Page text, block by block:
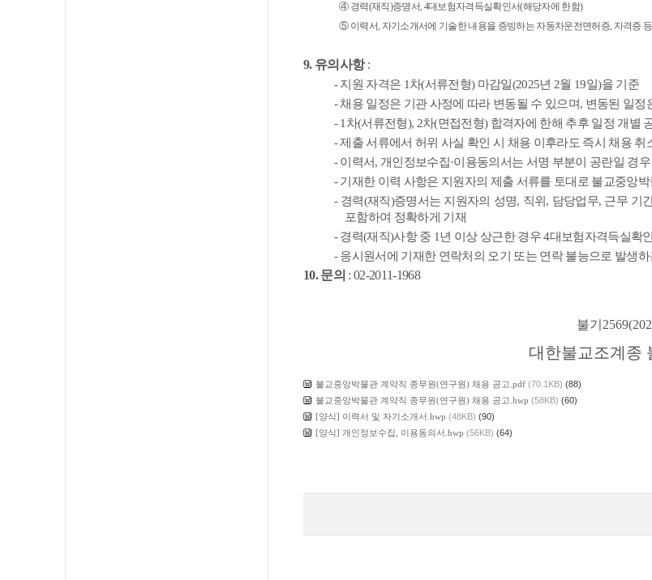
④ 경력(재직)증명서, 4대보험자격득실확인서(해당자에 한함)
⑤ 이력서, 자기소개서에 기술한 내용을 증빙하는 자동차운전면허증, 자격증
9. 유의사항 :
-지원 자격은 1차(서류전형) 마감일(2025년 2월 19일)을 기준
-채용 일정은 기관 사정에 따라 변동될 수 있으며, 변동된 일정
- 1 차(서류전형), 2차(면접전형) 합격자에 한해 추후 일정 개별
-제출 서류에서 허위 사실 확인 시 채용 이후라도 즉시 채용 취
-이력서, 개인정보수집·이용동의서는 서명 부분이 공란일 경
-기재한 이력 사항은 지원자의 제출 서류를 토대로 불교중앙
- 경력(재직)증명서는 지원자의 성명, 직위 , 담당업무, 근무 기
포함하여 정확하게 기재
-경력(재직)사항 중 1년 이상 상근한 경우4대보험자격득실확
-응시원서에 기재한 연락처의 오기 또는 연락 불능으로 발생
10.문의 : 02-2011-1968
불기
대한불교조계종
불교중앙박물관 계약직 종무원(연구원) 채용 공고.pdf (70.1KB) (88)
불교중앙박물관 계약직 종무원(연구원) 채용 공고.hwp (58KB) (60)
[양식] 이력서 및 자기소개서.hwp (48KB) (90)
[양식] 개인정보수집, 이용동의서.hwp (56KB) (64)